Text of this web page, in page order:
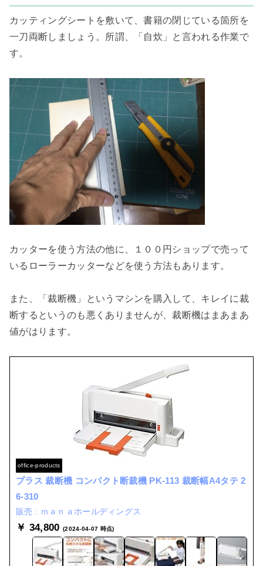
カッティングシートを敷いて、書籍の閉じている箇所を
一刀両断しましょう。所謂、「自炊」と言われる作業で
す。
カッターを使う方法の他に、１００円ショップで売って
いるローラーカッターなどを使う方法もあります。
また、「裁断機」というマシンを購入して、キレイに裁
断するというのも悪くありませんが、裁断機はまあまあ
値がはります。
office-products
プラス 裁断機 コンパクト断裁機 PK-113 裁断幅A4タテ 2
6-310
ｍａｎａホールディングス
￥ 34,800 (2024-04-07 時点)